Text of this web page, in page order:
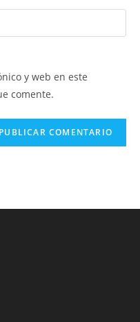
y web en este
comente.